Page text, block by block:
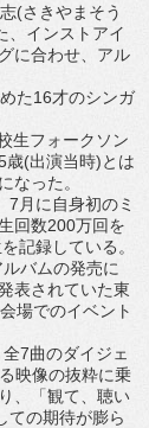
(さきやまそう
、インストアイ
に合わせ、アル
た16才のシンガ
生フォークソン
歳(出演当時)とは
なった。
月に自身初のミ
回数200万回を
記録している。
バムの発売に
表されていた東
場でのイベント
7曲のダイジェ
映像の抜粋に乗
、「観て、聴い
ての期待が膨ら